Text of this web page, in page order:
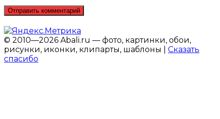
© 2010—2026 Abali.ru — фото, картинки, обои,
рисунки, иконки, клипарты, шаблоны | Сказать
спасибо